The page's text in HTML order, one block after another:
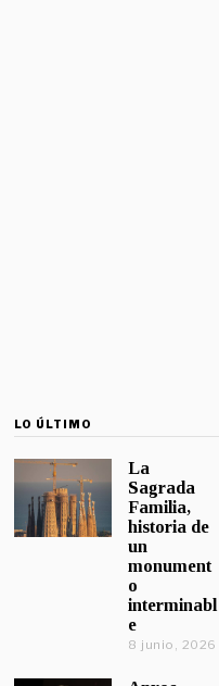
LO ÚLTIMO
La
Sagrada
Familia,
historia de
un
monument
o
interminabl
e
8 junio, 2026